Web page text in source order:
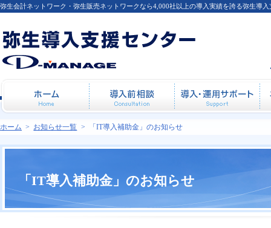
「IT導入補助金」のお知らせ
弥生会計ネットワーク・弥生販売ネットワークなら4,000社以上の導入実績を誇る弥生導
ホーム 導入前相談 導
ホーム > お知らせ一覧 > 「IT導入補助金」のお知らせ